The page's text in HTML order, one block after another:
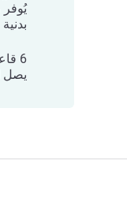
يُوفر
بدنية
6
يصل إلى